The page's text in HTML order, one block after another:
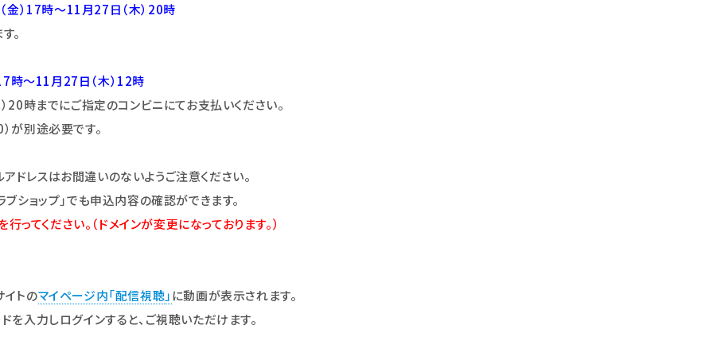
金）17時～11月27日（木）20時
。
時～11月27日（木）12時
20時までにご指定のコンビニにてお支払いください。
が別途必要です。
ドレスはお間違いのないようご注意ください。
ショップ」でも申込内容の確認ができます。
ってください。 （ドメインが変更になっております。）
イトのマイページ内「配信視聴」に動画が表示されます。
を入力しログインすると、ご視聴いただけます。